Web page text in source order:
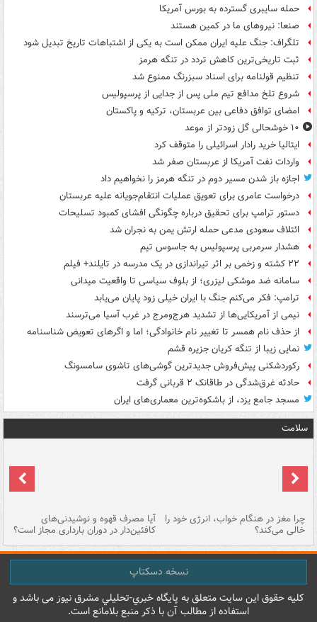
حمله سایبری گسترده به بورس آمریکا
صنعا: نیروهای ما در کمین‌ هستند
تلگراف: جنگ علیه ایران ممکن است به یکی از اشتباهات تاریخ تبدیل شود
ثبت تاریخی‌ترین کاهش تردد در تنگه هرمز
تنظیم قولنامه برای اسناد سبزرنگ ممنوع شد
شروع تلخ مدافع تیم ملی پس از جدایی از پرسپولیس
امضای توافق دفاعی بین عربستان، ترکیه و پاکستان
۱۰ خوشحالی گل زودتر از موعد
ایتالیا خرید رادار اسرائیلی را متوقف کرد
واردات نفت آمریکا از عربستان صفر شد
اجازه باز شدن مسیر دوم در تنگه هرمز را نخواهیم داد
درخواست عامری برای تعویق عملیات انتقام‌جویانه علیه عربستان
دستور ترامپ برای تحقیق درباره چگونگی افشای کمبود تسلیحات
ائتلاف سعودی مدعی حمله ارتش یمن به نجران شد
هشدار سرمربی پرسپولیس به جاسوس تیم
۲۲ کشته و زخمی بر اثر تیراندازی در یک مدرسه در تایلند+ فیلم
سامانه ضد موشکی لیزری؛ از بلوف سیاسی تا واقعیت میدانی
ترامپ: فکر می‌کنم جنگ با ایران خیلی زود پایان می‌یابد
نیمی از آمریکایی‌ها از تشدید هرج‌ومرج در غرب آسیا می‌ترسند
از حذف نام همسر تا تغییر نام خانوادگی؛ اما و اگرهای تعویض شناسنامه
نمایی زیبا از تنگه کریان جزیره قشم
رکوردشکنی پیش‌فروش جدیدترین گوشی‌های تاشوی سامسونگ
حادثه غرق‌شدگی در طاقانک ۲ قربانی گرفت
مسجد جامع یزد، از باشکوه‌ترین معماری‌های ایران
سلامت
چرا مغز در هنگام خواب، انرژی خود را
خالی می‌کند؟
آیا مصرف قهوه و نوشیدنی‌های
کافئین‌دار در دوران بارداری مجاز است؟
نسخه دسکتاپ
کليه حقوق اين سايت متعلق به پایگاه خبري-تحليلي مشرق نيوز می باشد و
استفاده از مطالب آن با ذکر منبع بلامانع است.